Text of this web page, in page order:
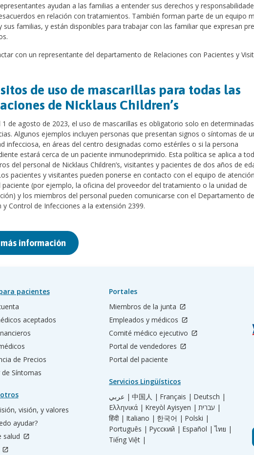
ayudan a las familias a entender sus derechos y
en relación con tratamientos. También forman parte de un equipo
sus familias, y están disponibles para trabajar con las familiar que expresan
con un representante del departamento de Relaciones con Pacientes y
de uso de mascarillas para todas las
de Nicklaus Children’s
1 de agosto de 2023, el uso de mascarillas es obligatorio solo en determinadas
Algunos ejemplos incluyen personas que presentan signos o síntomas de
infecciosa, en áreas del centro designadas como estériles o si la persona
estará cerca de un paciente inmunodeprimido. Esta política se aplica a
del personal de Nicklaus Children’s, visitantes y pacientes de dos años de
pacientes y visitantes pueden ponerse en contacto con el equipo de atención
paciente (por ejemplo, la oficina del proveedor del tratamiento o la unidad de
y los miembros del personal pueden comunicarse con el Departamento de
y Control de Infecciones a la extensión 2399.
más información
pacientes
aceptados
de Precios
Síntomas
visión, y valores
ayudar?
salud
Portales
Miembros de la junta
Empleados y médicos
Comité médico ejecutivo
Portal de vendedores
Portal del paciente
Servicios Lingüísticos
عربي | 中国人 | Français | Deutsch |
Ελληνικά | Kreyòl Ayisyen |
עברית |
हिंदी | Italiano | 한국어 | Polski |
Português | Русский | Español | ไทย |
Tiếng Việt |